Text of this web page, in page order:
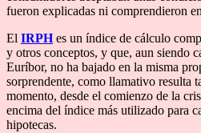
fueron explicadas ni comprendieron
El IRPHes un índice de cálculo
y otros conceptos, y que, aun siendo
Euríbor, no ha bajado en la misma
sorprendente, como llamativo resulta
momento, desde el comienzo de la
encima del índice más utilizado para
hipotecas.